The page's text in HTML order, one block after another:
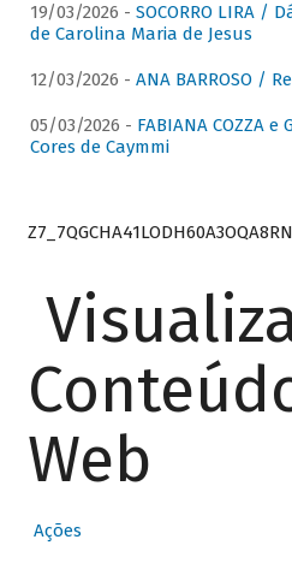
19/03/2026 - SOCORRO LIRA /
de Carolina Maria de Jesus
12/03/2026 - ANA BARROSO /
05/03/2026 - FABIANA COZZA e
Cores de Caymmi
Web
Ações